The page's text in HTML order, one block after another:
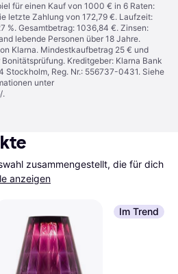
für einen Kauf von 1000 € in 6 Raten:
letzte Zahlung von 172,79 €. Laufzeit:
%. Gesamtbetrag: 1036,84 €. Zinsen:
lebende Personen über 18 Jahre.
Klarna. Mindestkaufbetrag 25 € und
Kreditgeber: Klarna Bank
Stockholm, Reg. Nr.: 556737-0431. Siehe
unter
.
zusammengestellt, die für dich
anzeigen
Im Trend